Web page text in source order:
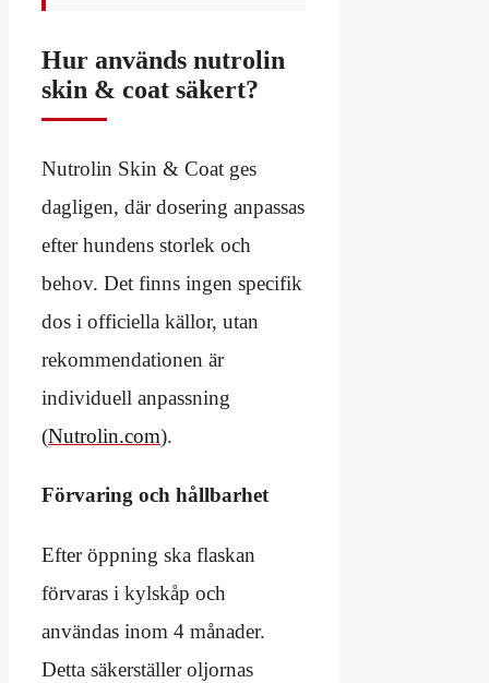
Hur används nutrolin
skin & coat säkert?
Nutrolin Skin & Coat ges
dagligen, där dosering anpassas
efter hundens storlek och
behov. Det finns ingen specifik
dos i officiella källor, utan
rekommendationen är
individuell anpassning
(Nutrolin.com).
Förvaring och hållbarhet
Efter öppning ska flaskan
förvaras i kylskåp och
användas inom 4 månader.
Detta säkerställer oljornas